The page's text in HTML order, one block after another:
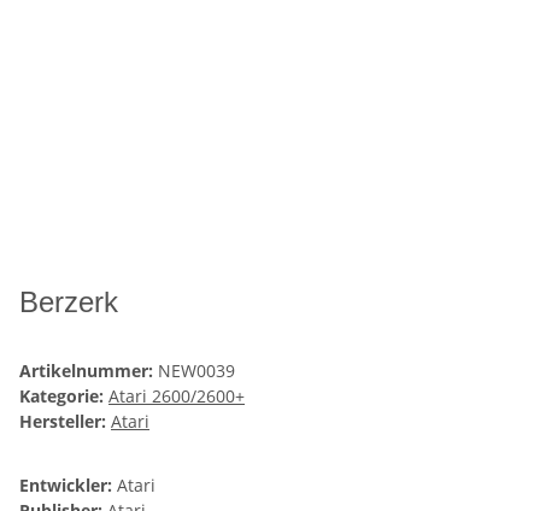
Berzerk
Artikelnummer: NEW0039
Kategorie: Atari 2600/2600+
Hersteller: Atari
Entwickler: Atari